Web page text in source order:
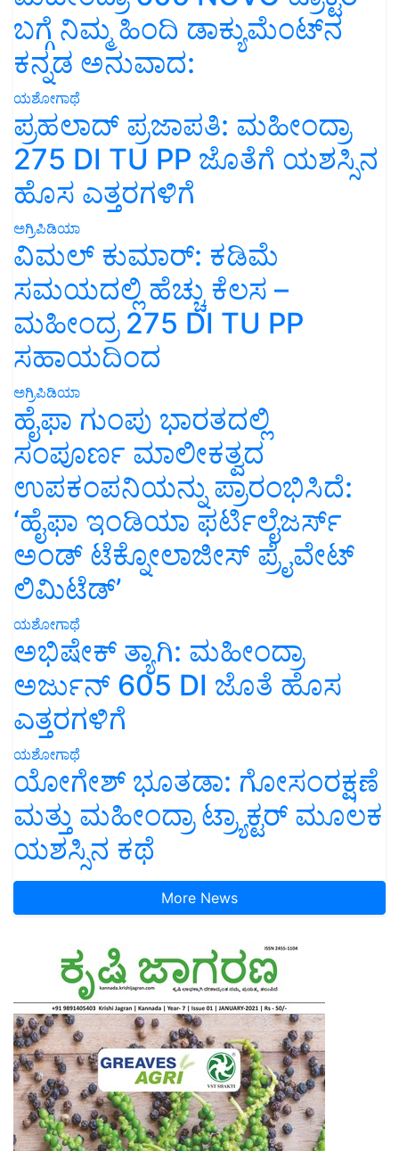
ಬಗ್ಗೆ ನಿಮ್ಮ ಹಿಂದಿ ಡಾಕ್ಯುಮೆಂಟ್‌ನ
ಕನ್ನಡ ಅನುವಾದ:
ಯಶೋಗಾಥೆ
ಪ್ರಹಲಾದ್ ಪ್ರಜಾಪತಿ: ಮಹೀಂದ್ರಾ
275 DI TU PP ಜೊತೆಗೆ ಯಶಸ್ಸಿನ
ಹೊಸ ಎತ್ತರಗಳಿಗೆ
ಅಗ್ರಿಪಿಡಿಯಾ
ವಿಮಲ್ ಕುಮಾರ್: ಕಡಿಮೆ
ಸಮಯದಲ್ಲಿ ಹೆಚ್ಚು ಕೆಲಸ –
ಮಹೀಂದ್ರ 275 DI TU PP
ಸಹಾಯದಿಂದ
ಅಗ್ರಿಪಿಡಿಯಾ
ಹೈಫಾ ಗುಂಪು ಭಾರತದಲ್ಲಿ
ಸಂಪೂರ್ಣ ಮಾಲೀಕತ್ವದ
ಉಪಕಂಪನಿಯನ್ನು ಪ್ರಾರಂಭಿಸಿದೆ:
‘ಹೈಫಾ ಇಂಡಿಯಾ ಫರ್ಟಿಲೈಜರ್ಸ್
ಅಂಡ್ ಟೆಕ್ನೋಲಾಜೀಸ್ ಪ್ರೈವೇಟ್
ಲಿಮಿಟೆಡ್’
ಯಶೋಗಾಥೆ
ಅಭಿಷೇಕ್ ತ್ಯಾಗಿ: ಮಹೀಂದ್ರಾ
ಅರ್ಜುನ್ 605 DI ಜೊತೆ ಹೊಸ
ಎತ್ತರಗಳಿಗೆ
ಯಶೋಗಾಥೆ
ಯೋಗೇಶ್ ಭೂತಡಾ: ಗೋಸಂರಕ್ಷಣೆ
ಮತ್ತು ಮಹೀಂದ್ರಾ ಟ್ರ್ಯಾಕ್ಟರ್ ಮೂಲಕ
ಯಶಸ್ಸಿನ ಕಥೆ
More News